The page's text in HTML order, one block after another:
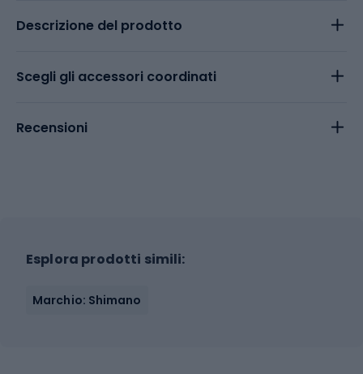
Descrizione del prodotto
Scegli gli accessori coordinati
Recensioni
Esplora prodotti simili:
Marchio: Shimano